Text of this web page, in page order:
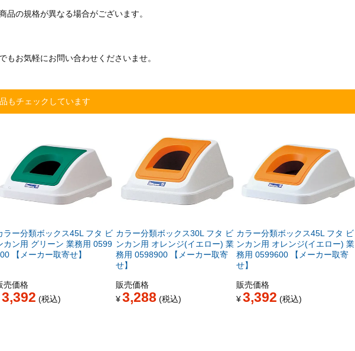
の規格が異なる場合がございます。
もお気軽にお問い合わせくださいませ。
もチェックしています
ラー分類ボックス45L フタ ビ
カン用 グリーン 業務用 0599
【メーカー取寄せ】
売価格
3,392 税込
カラー分類ボックス30L フタ ビ
ンカン用 オレンジ(イエロー) 業
務用 0598900 【メーカー取寄
せ】
販売価格
¥3,288 税込
カラー分類ボックス45L フタ ビ
ンカン用 オレンジ(イエロー) 業
務用 0599600 【メーカー取寄
せ】
販売価格
¥3,392 税込